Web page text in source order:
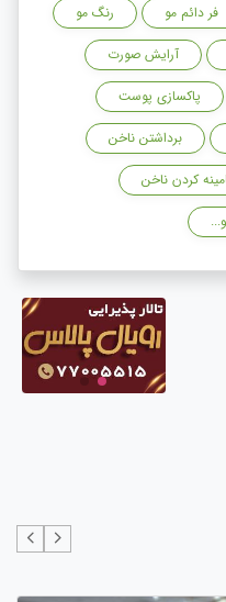
فر دائم مو
رنگ مو
آرایش صورت
پاکسازی پوست
برداشتن ناخن
کردن ناخن